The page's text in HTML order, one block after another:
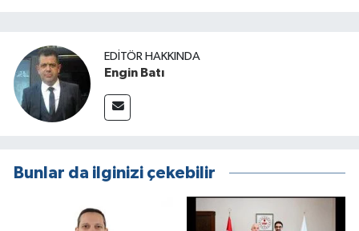
EDITÖR HAKKINDA
Engin Batı
Bunlar da ilginizi çekebilir